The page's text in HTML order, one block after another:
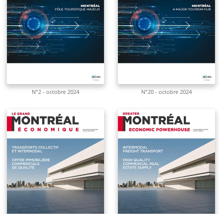
N°2 - octobre 2024 N°20 - octobre 2024